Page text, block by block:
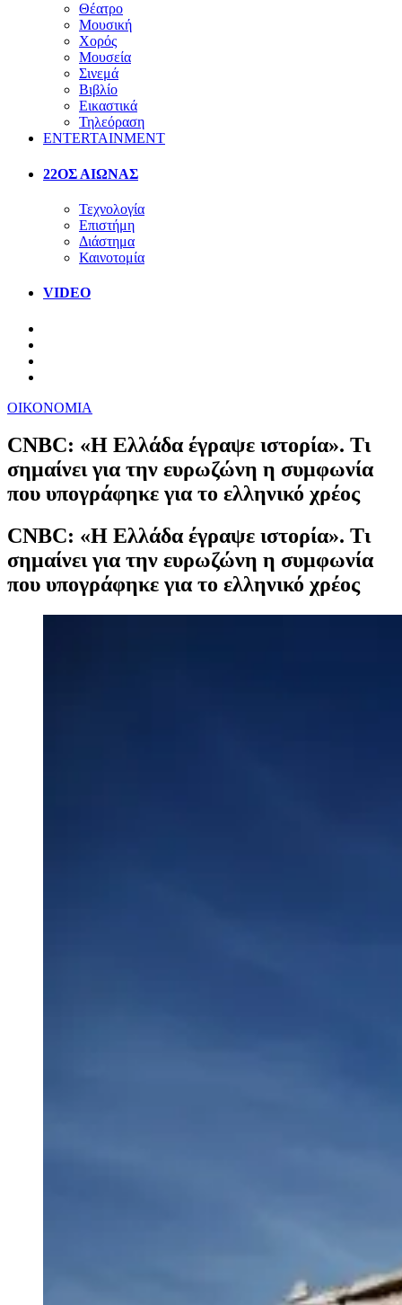
Θέατρο
Μουσική
Χορός
Μουσεία
Σινεμά
Βιβλίο
Εικαστικά
Τηλεόραση
ENTERTAINMENT
22ΟΣ ΑΙΩΝΑΣ
Τεχνολογία
Επιστήμη
Διάστημα
Καινοτομία
VIDEO
ΟΙΚΟΝΟΜΙΑ
CNBC: «Η Ελλάδα έγραψε ιστορία». Τι
σημαίνει για την ευρωζώνη η συμφωνία
που υπογράφηκε για το ελληνικό χρέος
CNBC: «Η Ελλάδα έγραψε ιστορία». Τι
σημαίνει για την ευρωζώνη η συμφωνία
που υπογράφηκε για το ελληνικό χρέος